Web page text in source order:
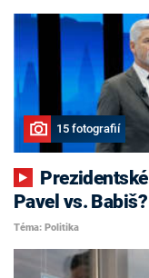
15 fotografií
Pavel vs.
Téma: Politika